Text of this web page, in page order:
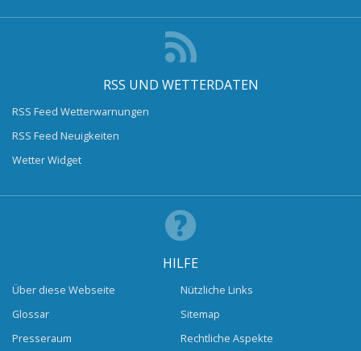
RSS UND WETTERDATEN
RSS Feed Wetterwarnungen
RSS Feed Neuigkeiten
Wetter Widget
HILFE
Über diese Webseite
Glossar
Presseraum
Nützliche Links
Sitemap
Rechtliche Aspekte